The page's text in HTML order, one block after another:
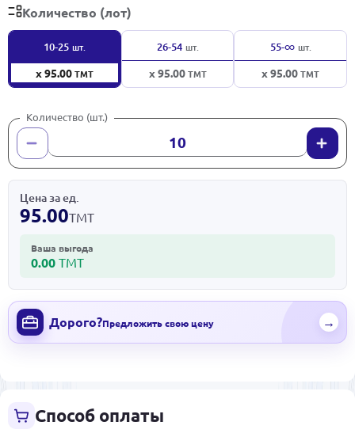
Количество (лот)
10-25 шт.
x 95.00ТМТ
26-54 шт.
x 95.00ТМТ
55-∞ шт.
x 95.00ТМТ
Количество (шт.)
Цена за ед.
95.00ТМТ
Ваша выгода
0.00 ТМТ
Дорого?Предложить свою цену →
Способ оплаты